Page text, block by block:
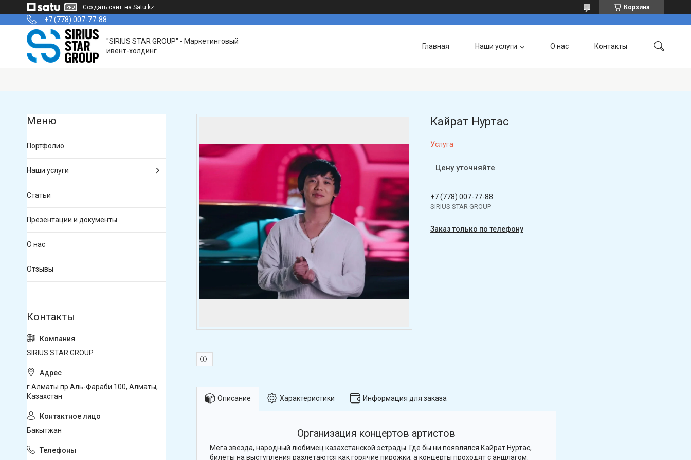
Создать сайт на Satu.kz Корзина
+7 (778) 007-77-88
"SIRIUS STAR GROUP" - Маркетинговый
ивент-холдинг
Главная Наши услуги О нас Контакты
Кайрат Нуртас
Услуга
Цену уточняйте
+7 (778) 007-77-88
SIRIUS STAR GROUP
Заказ только по телефону
Описание Характеристики Информация для заказа
Организация концертов артистов
Мега звезда, народный любимец казахстанской эстрады. Где бы ни появлялся Кайрат Нуртас,
билеты на выступления разлетаются как горячие пирожки, а концерты проходят с аншлагом.
Портфолио
Наши услуги
Статьи
Презентации и документы
О нас
Отзывы
SIRIUS STAR GROUP
г.Алматы пр.Аль-Фараби 100, Алматы,
Казахстан
Бакытжан